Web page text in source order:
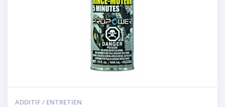
ADDITIF / ENTRETIEN